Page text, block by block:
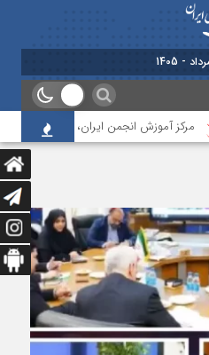
مرکز آموزش انجمن ایران، نخستین آزمون